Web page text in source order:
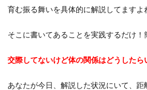
育む振る舞いを具体的に解説してますよ
そこに書いてあることを実践するだけ！
交際してないけど体の関係はどうしたら
あなたが今日、解説した状況にいて、